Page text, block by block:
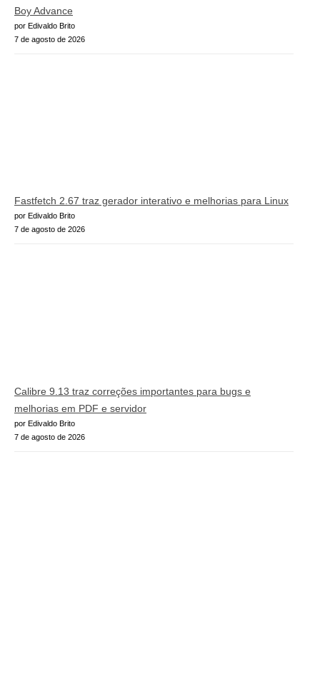
Boy Advance
por Edivaldo Brito
7 de agosto de 2026
Fastfetch 2.67 traz gerador interativo e melhorias para Linux
por Edivaldo Brito
7 de agosto de 2026
Calibre 9.13 traz correções importantes para bugs e
melhorias em PDF e servidor
por Edivaldo Brito
7 de agosto de 2026